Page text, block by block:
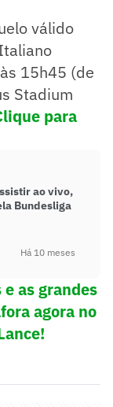
válido
15h45 (de
Stadium
para
ao vivo,
Bundesliga
Há 10 meses
as grandes
agora no